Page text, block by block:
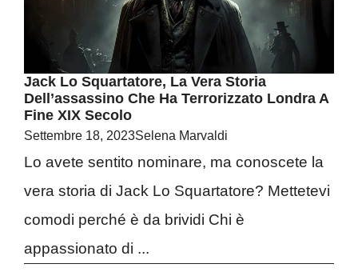
Jack Lo Squartatore, La Vera Storia
Dell’assassino Che Ha Terrorizzato Londra A
Fine XIX Secolo
Settembre 18, 2023Selena Marvaldi
Lo avete sentito nominare, ma conoscete la
vera storia di Jack Lo Squartatore? Mettetevi
comodi perché è da brividi Chi è
appassionato di ...